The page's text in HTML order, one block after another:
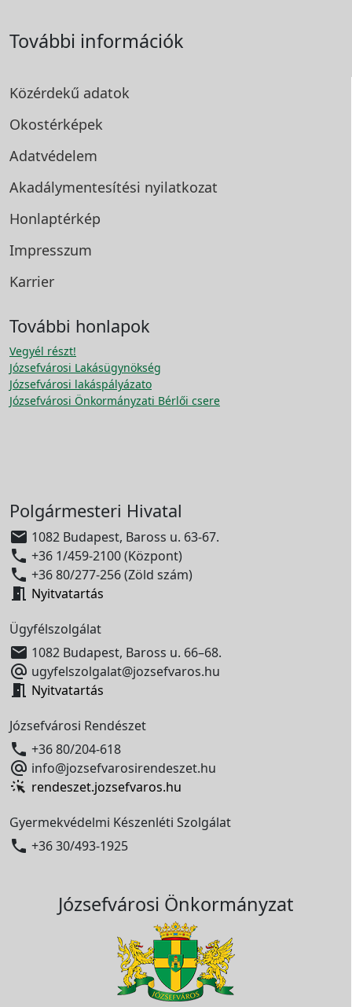
További információk
Közérdekű adatok
Okostérképek
Adatvédelem
Akadálymentesítési nyilatkozat
Honlaptérkép
Impresszum
Karrier
További honlapok
Vegyél részt!
Józsefvárosi Lakásügynökség
Józsefvárosi lakáspályázato
Józsefvárosi Önkormányzati Bérlői csere
Polgármesteri Hivatal
 1082 Budapest, Baross u. 63-67.
 +36 1/459-2100 (Központ)
 +36 80/277-256 (Zöld szám)
 Nyitvatartás
Ügyfélszolgálat
 1082 Budapest, Baross u. 66–68.
 ugyfelszolgalat@jozsefvaros.hu
 Nyitvatartás
Józsefvárosi Rendészet
 +36 80/204-618
 info@jozsefvarosirendeszet.hu
rendeszet.jozsefvaros.hu
Gyermekvédelmi Készenléti Szolgálat
 +36 30/493-1925
Józsefvárosi Önkormányzat